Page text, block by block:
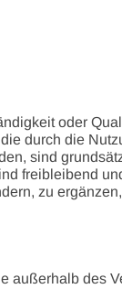
oder
durch die
sind
freibleibend
zu
außerhalb des